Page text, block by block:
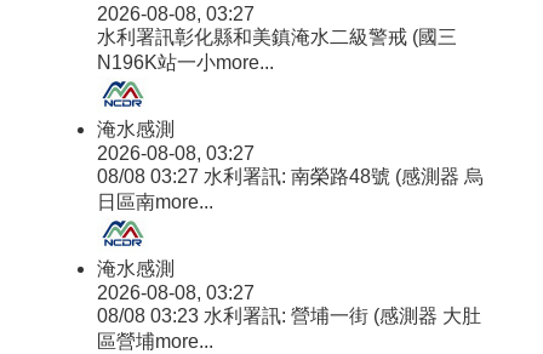
2026-08-08, 03:27
水利署訊彰化縣和美鎮淹水二級警戒 (國三
N196K站一小more...
淹水感測
2026-08-08, 03:27
08/08 03:27 水利署訊: 南榮路48號 (感測器 烏
日區南more...
淹水感測
2026-08-08, 03:27
08/08 03:23 水利署訊: 營埔一街 (感測器 大肚
區營埔more...